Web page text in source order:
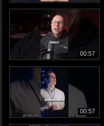
00:57
00:57